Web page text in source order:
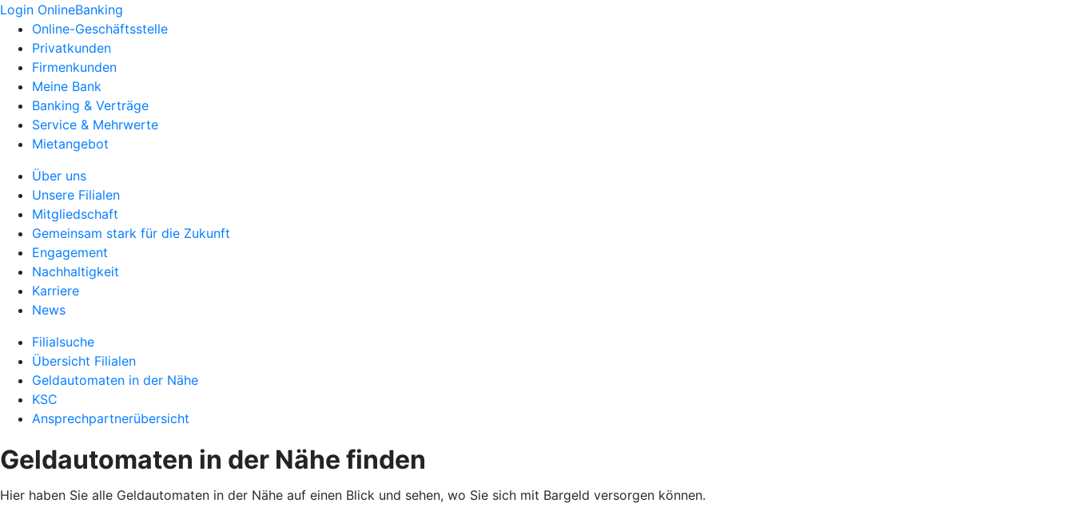
Login OnlineBanking
Online-Geschäftsstelle
Privatkunden
Firmenkunden
Meine Bank
Banking & Verträge
Service & Mehrwerte
Mietangebot
Über uns
Unsere Filialen
Mitgliedschaft
Gemeinsam stark für die Zukunft
Engagement
Nachhaltigkeit
Karriere
News
Filialsuche
Übersicht Filialen
Geldautomaten in der Nähe
KSC
Ansprechpartnerübersicht
Geldautomaten in der Nähe finden
Hier haben Sie alle Geldautomaten in der Nähe auf einen Blick und sehen, wo Sie sich mit Bargeld versorgen können.